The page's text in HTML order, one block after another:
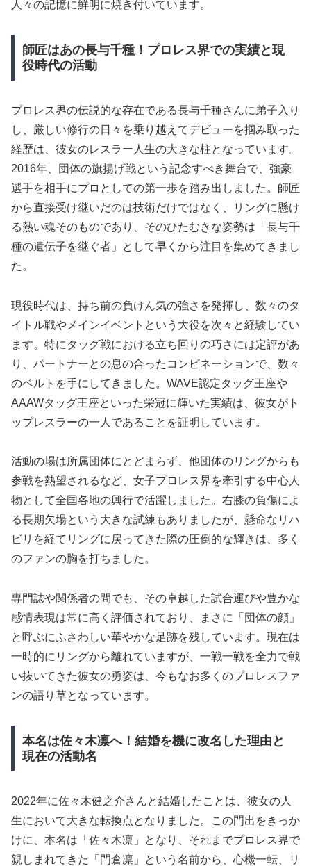
人々の記憶に鮮明に焼き付いています。
師匠はあの長与千種！プロレス界での実績と現
役時代の活動
プロレス界の伝説的な存在である長与千種さんに弟子入り
し、厳しい修行の日々を乗り越えてデビューを掴み取った
経歴は、彼女のレスラー人生の大きな柱となっています。
2016年、団体の旗揚げ戦という記念すべき舞台で、強豪
選手を相手にプロとしての第一歩を踏み出しました。師匠
から直接受け継いだのは技術だけではなく、リングに懸け
る熱い魂そのものであり、そのひたむきな姿勢は「長与千
種の遺伝子を継ぐ者」として早くから注目を集めてきまし
た。
現役時代は、持ち前の負けん気の強さを発揮し、数々のタ
イトル戦やメインイベントという大役を次々と経験してい
ます。特にタッグ戦における立ち回りの巧さには定評があ
り、パートナーとの息の合ったコンビネーションで、数々
のベルトを手にしてきました。WAVE認定タッグ王座や
AAAWタッグ王座といった栄冠に輝いた実績は、彼女がト
ップレスラーの一人であることを証明しています。
活動の場は所属団体にとどまらず、他団体のリングからも
参戦を熱望されるなど、女子プロレス界を牽引する中心人
物として全国各地の興行で活躍しました。右膝の負傷によ
る長期欠場という大きな試練もありましたが、懸命なリハ
ビリを経てリングに戻ってきた際の圧倒的な輝きは、多く
のファンの胸を打ちました。
専門誌や関係者の間でも、その卓越した試合運びや豊かな
感情表現は常に高く評価されており、まさに「団体の顔」
と呼ぶにふさわしい華やかな足跡を残しています。現在は
一時的にリングから離れていますが、一戦一戦を全力で戦
い抜いてきた彼女の勇姿は、今もなお多くのプロレスファ
ンの語り草となっています。
本名は佐々木凛へ！結婚を機に改名した理由と
現在の活動名
2022年に佐々木健之介さんと結婚したことは、彼女の人
生において大きな転換点となりました。この門出をきっか
けに、本名は「佐々木凛」となり、それまでプロレス界で
親しまれてきた「門倉凛」という名前から、心機一転、リ